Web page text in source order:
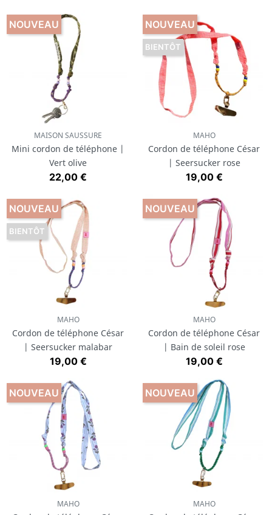
MAISON SAUSSURE
Mini cordon de téléphone |
Vert olive
Prix
22,00 €
NOUVEAU
MAHO
Cordon de téléphone César
| Seersucker rose
Prix
19,00 €
NOUVEAU
BIENTÔT
MAHO
Cordon de téléphone César
| Seersucker malabar
Prix
19,00 €
NOUVEAU
BIENTÔT
MAHO
Cordon de téléphone César
| Bain de soleil rose
Prix
19,00 €
NOUVEAU
MAHO
NOUVEAU
MAHO
NOUVEAU